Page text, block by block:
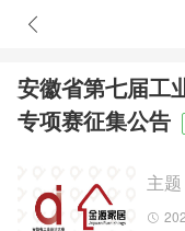
安徽省第七届工
专项赛征集公告
主